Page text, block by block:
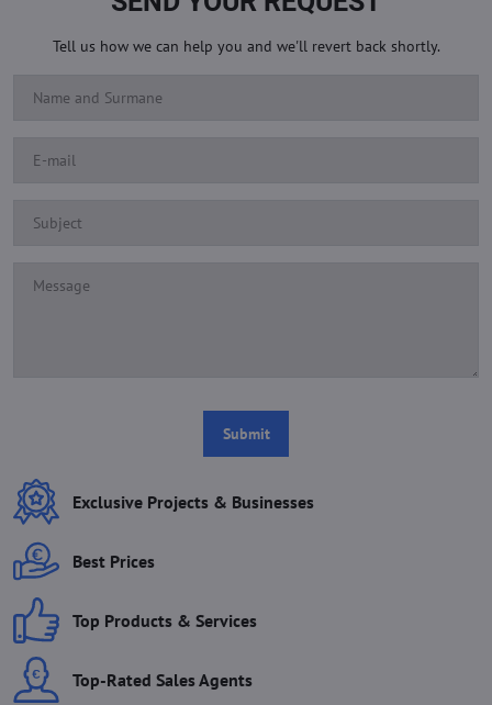
Tell us how we can help you and we'll revert back shortly.
Submit
Exclusive Projects & Businesses
Best Prices
Top Products & Services
Top-Rated Sales Agents